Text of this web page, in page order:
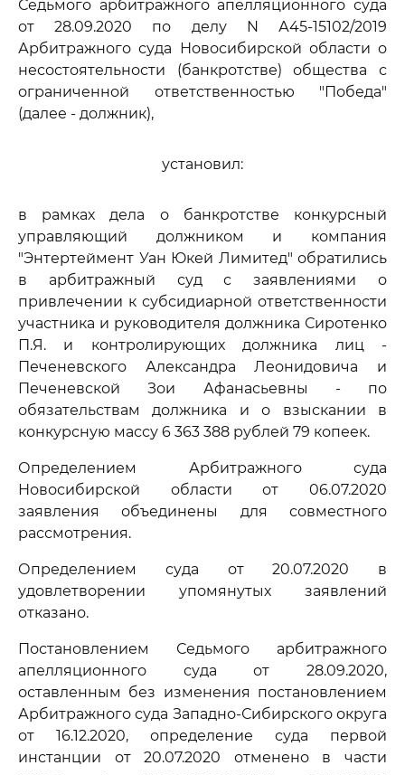
Седьмого арбитражного апелляционного суда
от 28.09.2020 по делу N А45-15102/2019
Арбитражного суда Новосибирской области о
несостоятельности (банкротстве) общества с
ограниченной ответственностью "Победа"
(далее - должник),
установил:
в рамках дела о банкротстве конкурсный
управляющий должником и компания
"Энтертеймент Уан Юкей Лимитед" обратились
в арбитражный суд с заявлениями о
привлечении к субсидиарной ответственности
участника и руководителя должника Сиротенко
П.Я. и контролирующих должника лиц -
Печеневского Александра Леонидовича и
Печеневской Зои Афанасьевны - по
обязательствам должника и о взыскании в
конкурсную массу 6 363 388 рублей 79 копеек.
Определением Арбитражного суда
Новосибирской области от 06.07.2020
заявления объединены для совместного
рассмотрения.
Определением суда от 20.07.2020 в
удовлетворении упомянутых заявлений
отказано.
Постановлением Седьмого арбитражного
апелляционного суда от 28.09.2020,
оставленным без изменения постановлением
Арбитражного суда Западно-Сибирского округа
от 16.12.2020, определение суда первой
инстанции от 20.07.2020 отменено в части